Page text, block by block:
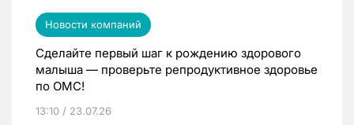
Новости компаний
Сделайте первый шаг к рождению здорового
малыша — проверьте репродуктивное здоровье
по ОМС!
13:10 / 23.07.26